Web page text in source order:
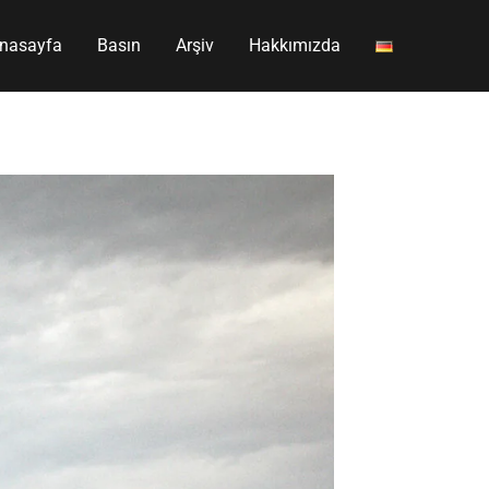
Basın Arşiv Hakkımızda